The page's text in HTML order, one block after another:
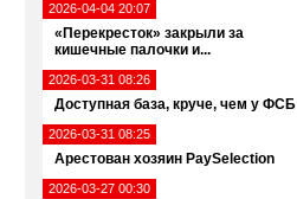
2026-04-04 20:07
«Перекресток» закрыли за
кишечные палочки и...
2026-03-31 08:26
Доступная база, круче, чем у ФСБ
2026-03-31 08:25
Арестован хозяин PaySelection
2026-03-27 00:30